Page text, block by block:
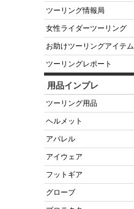
ツーリング情報局
女性ライダーツーリング
お助けツーリングアイテム
ツーリングレポート
用品インプレ
ツーリング用品
ヘルメット
アパレル
アイウェア
フットギア
グローブ